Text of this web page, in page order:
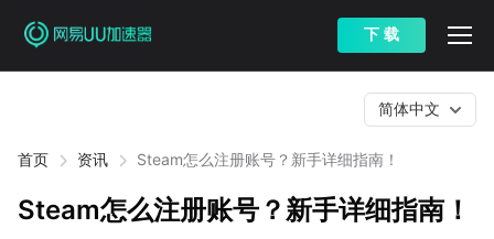
下 载
首页 资讯 Steam怎么注册账号？新手详细指南！
简体中文
Steam怎么注册账号？新手详细指南！